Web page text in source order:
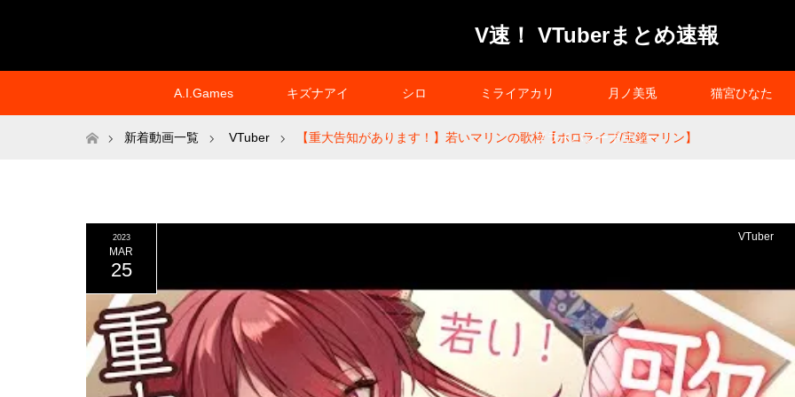
V速！ VTuberまとめ速報
A.I.Games キズナアイ シロ ミライアカリ 月ノ美兎 猫宮ひなた
プライバシーポリシー
ホーム新着動画一覧 VTuber 【重大告知があります！】若いマリンの歌枠【ホロライブ/宝鐘マリン】
2023
MAR
25
VTuber